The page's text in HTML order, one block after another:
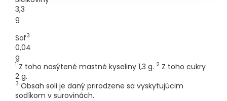
3,3
g
Soľ3
0,04
g
1 Z toho nasýtené mastné kyseliny 1,3 g. 2 Z toho cukry
2 g.
3 Obsah soli je daný prirodzene sa vyskytujúcim
sodíkom v surovinách.